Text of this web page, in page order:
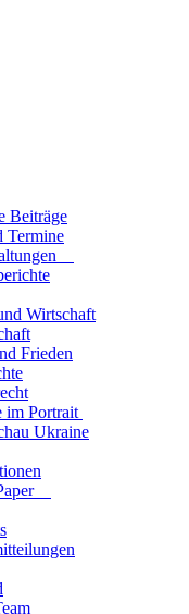
Beiträge
Termine
Wirtschaft
Frieden
im Portrait
Ukraine